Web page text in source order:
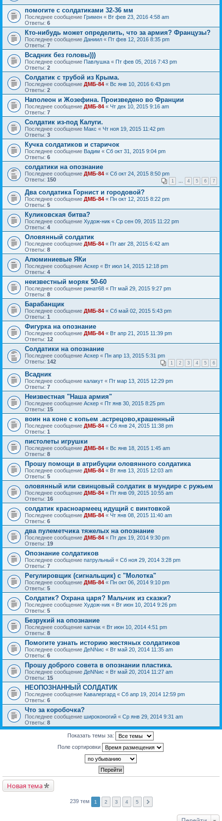
помогите с солдатиками 32-36 мм
Последнее сообщение Гримен « Вт фев 23, 2016 4:58 am
Ответы: 6
Кто-нибудь может определить, что за армия? Французы?
Последнее сообщение Даниил « Пт фев 12, 2016 8:35 pm
Ответы: 7
Всадник без головы)))
Последнее сообщение Павлушка « Пт фев 05, 2016 7:43 pm
Ответы: 2
Солдатик с трубой из Крыма.
Последнее сообщение ДМБ-84 « Вс янв 10, 2016 6:43 pm
Ответы: 2
Наполеон и Жозефина. Произведено во Франции
Последнее сообщение ДМБ-84 « Чт дек 10, 2015 9:16 am
Ответы: 7
Солдатик из-под Калуги.
Последнее сообщение Макс « Чт ноя 19, 2015 11:42 pm
Ответы: 3
Кучка солдатиков и старичок
Последнее сообщение Вадим « Сб окт 31, 2015 9:04 pm
Ответы: 6
солдатики на опознание
Последнее сообщение ДМБ-84 « Сб окт 24, 2015 8:50 pm
Ответы: 150 1 … 4 5 6 7
Два солдатика Горнист и городовой?
Последнее сообщение ДМБ-84 « Пн окт 12, 2015 8:22 pm
Ответы: 5
Куликовская битва?
Последнее сообщение Худож-ник « Ср сен 09, 2015 11:22 pm
Ответы: 4
Оловянный солдатик
Последнее сообщение ДМБ-84 « Пт авг 28, 2015 6:42 am
Ответы: 8
Алюминиевые ЯКи
Последнее сообщение Аскер « Вт июл 14, 2015 12:18 pm
Ответы: 4
неизвестный моряк 50-60
Последнее сообщение ринат68 « Пт май 29, 2015 9:27 pm
Ответы: 8
Барабанщик
Последнее сообщение ДМБ-84 « Сб май 02, 2015 5:43 pm
Ответы: 1
Фигурка на опознание
Последнее сообщение ДМБ-84 « Вт апр 21, 2015 11:39 pm
Ответы: 12
Солдатики на опознание
Последнее сообщение Аскер « Пн апр 13, 2015 5:31 pm
Ответы: 142 1 2 3 4 5 6
Всадник
Последнее сообщение калакут « Пт мар 13, 2015 12:29 pm
Ответы: 7
Неизвестная "Наша армия"
Последнее сообщение Аскер « Пт янв 30, 2015 8:25 pm
Ответы: 15
воин на коне с копьем .астрецово,крашенный
Последнее сообщение ДМБ-84 « Сб янв 24, 2015 11:38 pm
Ответы: 1
пистолеты игрушки
Последнее сообщение ДМБ-84 « Вс янв 18, 2015 1:45 am
Ответы: 8
Прошу помощи в атрибуции оловянного солдатика
Последнее сообщение ДМБ-84 « Вт янв 13, 2015 12:03 am
Ответы: 5
оловянный или свинцовый солдатик в мундире с ружьем
Последнее сообщение ДМБ-84 « Пт янв 09, 2015 10:55 am
Ответы: 16
солдатик красноармеец идущий с винтовкой
Последнее сообщение ДМБ-84 « Чт янв 08, 2015 11:40 am
Ответы: 6
два пулеметчика тяжелых на опознание
Последнее сообщение ДМБ-84 « Пт дек 19, 2014 9:30 pm
Ответы: 19
Опознание солдатиков
Последнее сообщение патрульный « Сб ноя 29, 2014 3:28 pm
Ответы: 7
Регулировщик (сигнальщик) с "Молотка"
Последнее сообщение ДМБ-84 « Пн окт 06, 2014 9:10 pm
Ответы: 5
Солдатик? Охрана царя? Мальчик из сказки?
Последнее сообщение Худож-ник « Вт июн 10, 2014 9:26 pm
Ответы: 5
Безрукий на опознание
Последнее сообщение капчак « Вт июн 10, 2014 4:51 pm
Ответы: 8
Помогите узнать историю жестяных солдатиков
Последнее сообщение ДеNNис « Вт май 20, 2014 11:35 am
Ответы: 6
Прошу доброго совета в опознании пластика.
Последнее сообщение ДеNNис « Вт май 20, 2014 11:27 am
Ответы: 15
НЕОПОЗНАННЫЙ СОЛДАТИК
Последнее сообщение Кавалергард « Сб апр 19, 2014 12:59 pm
Ответы: 6
Что за коробочка?
Последнее сообщение широконогий « Ср янв 29, 2014 9:31 am
Ответы: 8
Показать темы за:
Поле сортировки
Новая тема
239 тем 1 2 3 4 5